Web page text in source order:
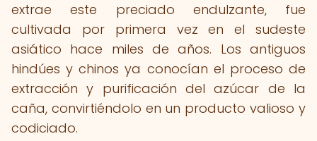
extrae este preciado endulzante, fue
cultivada por primera vez en el sudeste
asiático hace miles de años. Los antiguos
hindúes y chinos ya conocían el proceso de
extracción y purificación del azúcar de la
caña, convirtiéndolo en un producto valioso y
codiciado.